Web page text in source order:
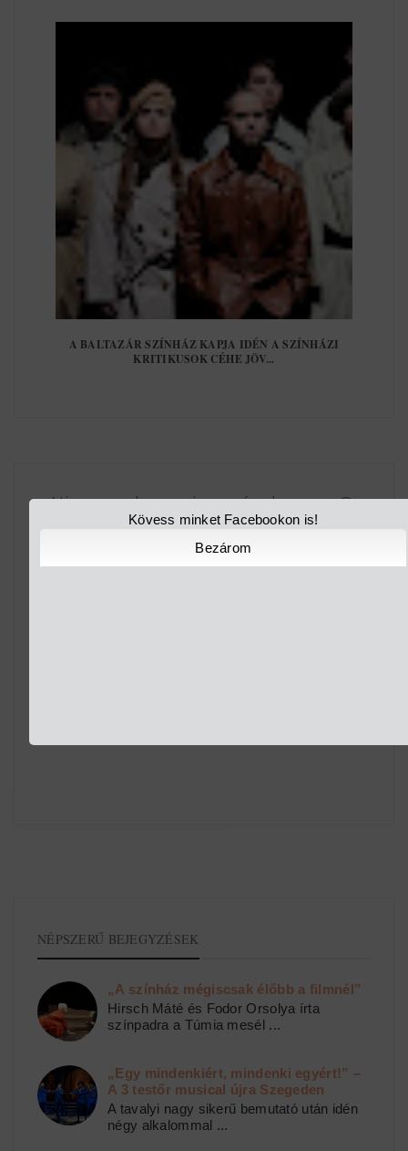
A BALTAZÁR SZÍNHÁZ KAPJA IDÉN A SZÍNHÁZI
KRITIKUSOK CÉHE JÖV...
Nincsenek megjegyzések:
Megjegyzés küldése
NÉPSZERŰ BEJEGYZÉSEK
„A színház mégiscsak élőbb a filmnél”
Hirsch Máté és Fodor Orsolya írta
színpadra a Túmia mesél ...
„Egy mindenkiért, mindenki egyért!” –
A 3 testőr musical újra Szegeden
A tavalyi nagy sikerű bemutató után idén
négy alkalommal ...
Kövess minket Facebookon is!
Bezárom